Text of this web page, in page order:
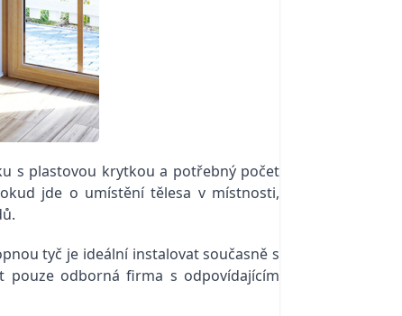
s plastovou krytkou a potřebný počet
jde o umístění tělesa v místnosti,
tyč je ideální instalovat současně s
pouze odborná firma s odpovídajícím